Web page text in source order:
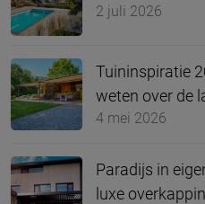
2 juli 2026
Tuininspiratie
weten over de
4 mei 2026
Paradijs in
luxe